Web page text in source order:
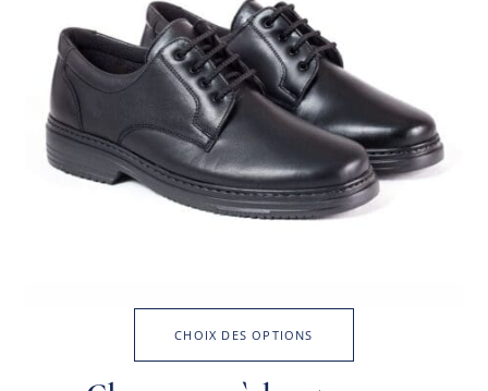
CHOIX DES OPTIONS